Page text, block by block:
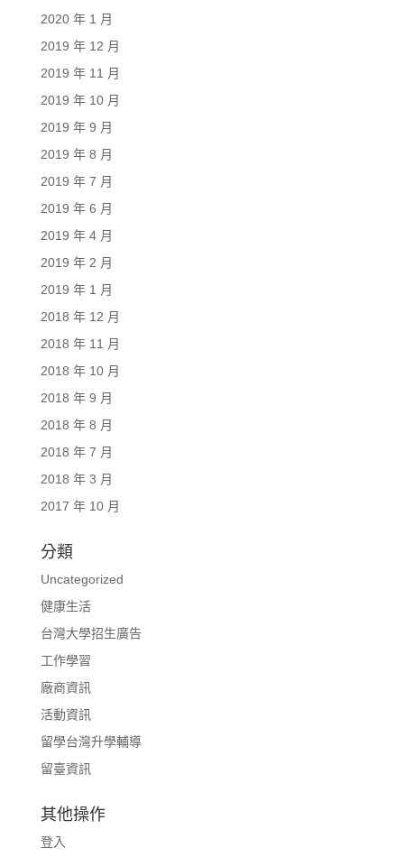
2020 年 1 月
2019 年 12 月
2019 年 11 月
2019 年 10 月
2019 年 9 月
2019 年 8 月
2019 年 7 月
2019 年 6 月
2019 年 4 月
2019 年 2 月
2019 年 1 月
2018 年 12 月
2018 年 11 月
2018 年 10 月
2018 年 9 月
2018 年 8 月
2018 年 7 月
2018 年 3 月
2017 年 10 月
分類
Uncategorized
健康生活
台灣大學招生廣告
工作學習
廠商資訊
活動資訊
留學台灣升學輔導
留臺資訊
其他操作
登入